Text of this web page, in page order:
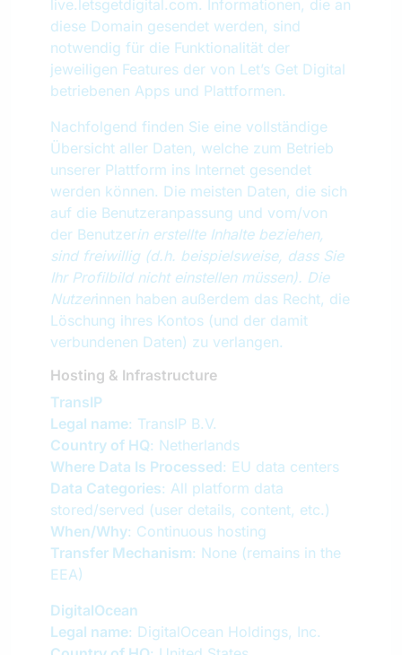
live.letsgetdigital.com. Informationen, die an
diese Domain gesendet werden, sind
notwendig für die Funktionalität der
jeweiligen Features der von Let’s Get Digital
betriebenen Apps und Plattformen.
Nachfolgend finden Sie eine vollständige
Übersicht aller Daten, welche zum Betrieb
unserer Plattform ins Internet gesendet
werden können. Die meisten Daten, die sich
auf die Benutzeranpassung und vom/von
der Benutzerin erstellte Inhalte beziehen,
sind freiwillig (d.h. beispielsweise, dass Sie
Ihr Profilbild nicht einstellen müssen). Die
Nutzerinnen haben außerdem das Recht, die
Löschung ihres Kontos (und der damit
verbundenen Daten) zu verlangen.
Hosting & Infrastructure
TransIP
Legal name: TransIP B.V.
Country of HQ: Netherlands
Where Data Is Processed: EU data centers
Data Categories: All platform data
stored/served (user details, content, etc.)
When/Why: Continuous hosting
Transfer Mechanism: None (remains in the
EEA)
DigitalOcean
Legal name: DigitalOcean Holdings, Inc.